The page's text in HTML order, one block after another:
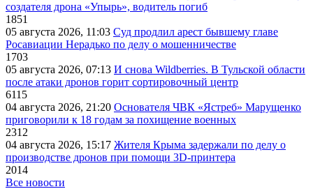
создателя дрона «Упырь», водитель погиб
1851
05 августа 2026, 11:03 Суд продлил арест бывшему главе
Росавиации Нерадько по делу о мошенничестве
1703
05 августа 2026, 07:13 И снова Wildberries. В Тульской области
после атаки дронов горит сортировочный центр
6115
04 августа 2026, 21:20 Основателя ЧВК «Ястреб» Марущенко
приговорили к 18 годам за похищение военных
2312
04 августа 2026, 15:17 Жителя Крыма задержали по делу о
производстве дронов при помощи 3D‑принтера
2014
Все новости